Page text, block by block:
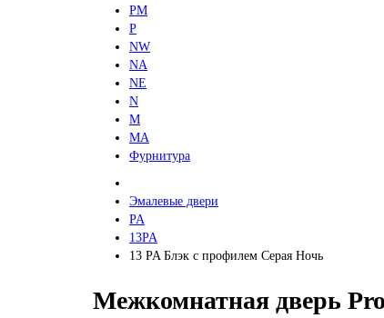
PM
P
NW
NA
NE
N
M
MA
Фурнитура
Эмалевые двери
PA
13PA
13 PA Блэк с профилем Серая Ночь
Межкомнатная дверь